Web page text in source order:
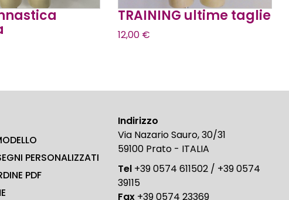
TRAINING ultime taglie
12,00 €
PERSONALIZZATI
PDF
Indirizzo
Via Nazario Sauro, 30/31
59100 Prato - ITALIA
Tel +39 0574 611502 / +39 0574
39115
Fax +39 0574 23369